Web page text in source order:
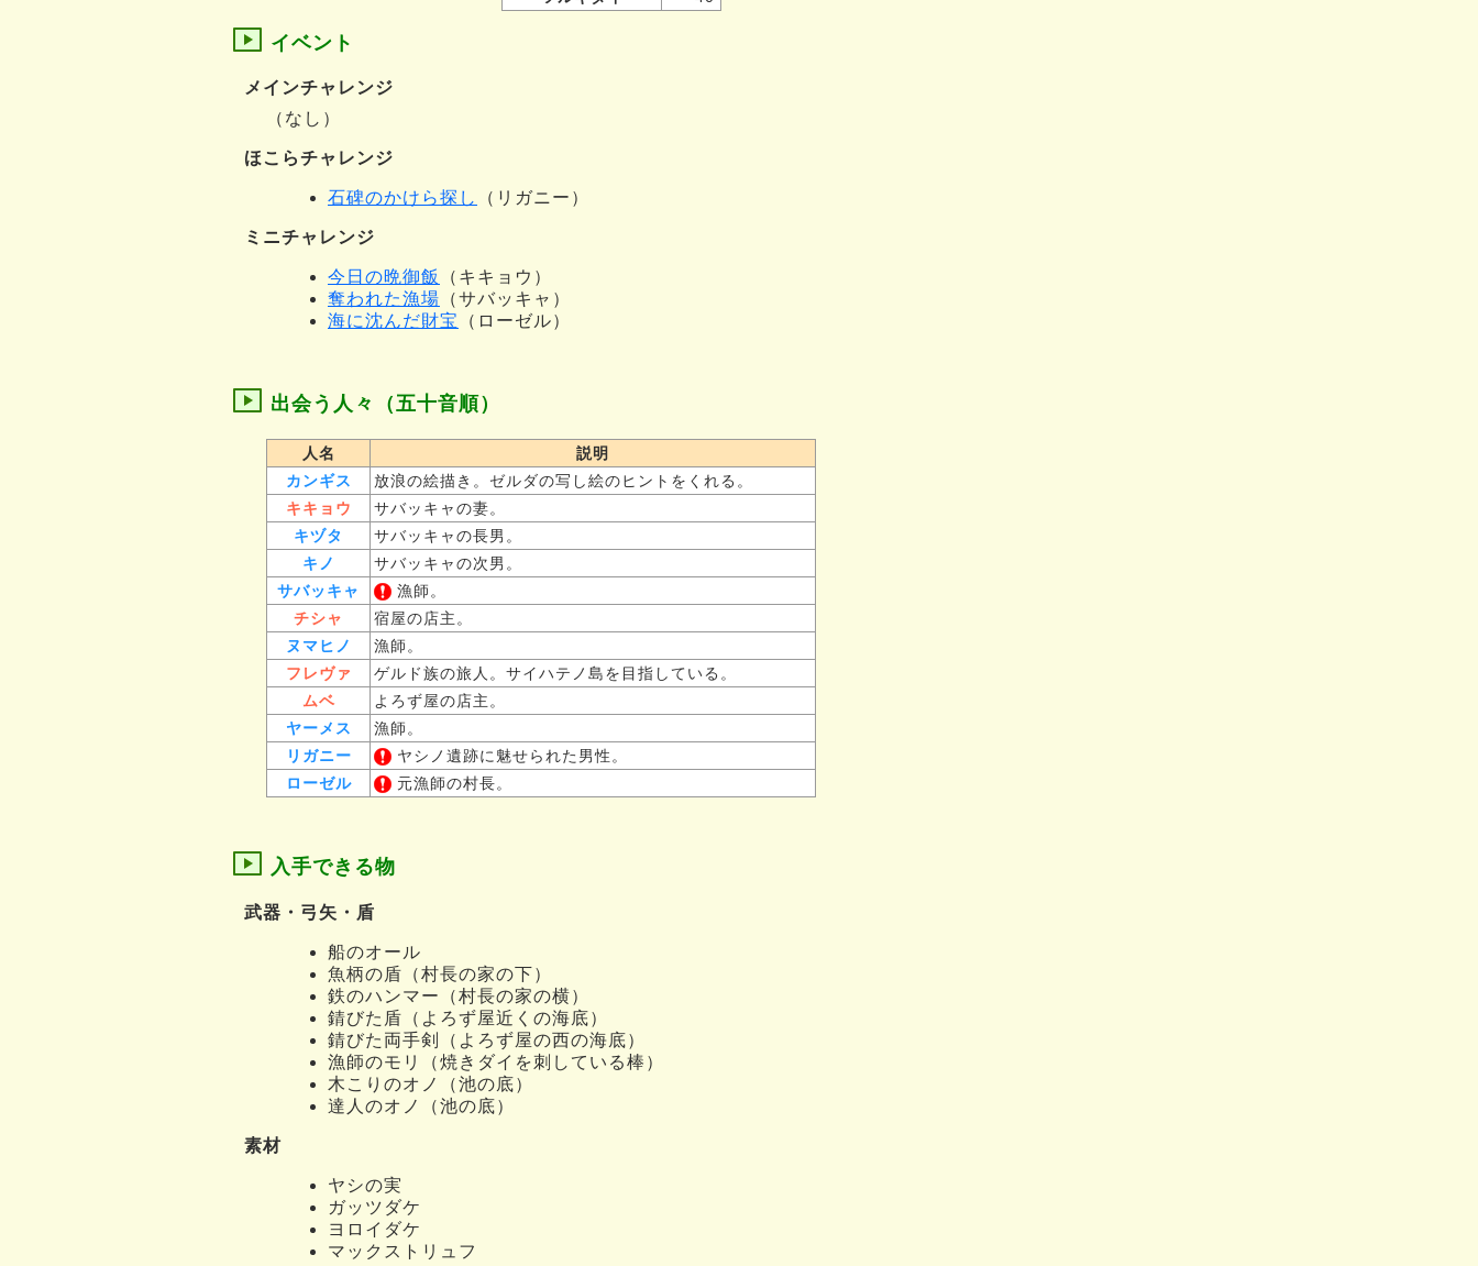
イベント
メインチャレンジ
（なし）
ほこらチャレンジ
石碑のかけら探し （リガニー）
ミニチャレンジ
今日の晩御飯
（キキョウ）
奪われた漁場 （サバッキャ）
海に沈んだ財宝
（ローゼル）
出会う人々（五十音順）
人名
説明
カンギス
放浪の絵描き。ゼルダの写し絵のヒントをくれる。
キキョウ
サバッキャの妻。
キヅタ
サバッキャの長男。
キノ
サバッキャの次男。
サバッキャ
漁師。
チシャ
宿屋の店主。
ヌマヒノ
漁師。
フレヴァ
ゲルド族の旅人。サイハテノ島を目指している。
ムベ
よろず屋の店主。
ヤーメス
漁師。
リガニー
ヤシノ遺跡に魅せられた男性。
ローゼル
元漁師の村長。
入手できる物
武器・弓矢・盾
船のオール
魚柄の盾（村長の家の下）
鉄のハンマー（村長の家の横）
錆びた盾（よろず屋近くの海底）
錆びた両手剣（よろず屋の西の海底）
漁師のモリ（焼きダイを刺している棒）
木こりのオノ（池の底）
達人のオノ（池の底）
素材
ヤシの実
ガッツダケ
ヨロイダケ
マックストリュフ